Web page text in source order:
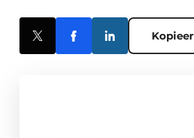
Kopieer